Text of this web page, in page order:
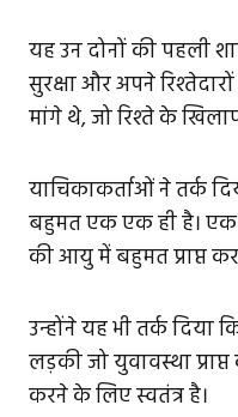
यह उन दोनों की पहली
सुरक्षा और अपने
मांगे थे, जो रिश्ते के
याचिकाकर्ताओं ने तर्क
बहुमत एक एक ही है। एक
की आयु में बहुमत प्राप्त
उन्होंने यह भी तर्क
लड़की जो युवावस्था
करने के लिए स्वतंत्र है।